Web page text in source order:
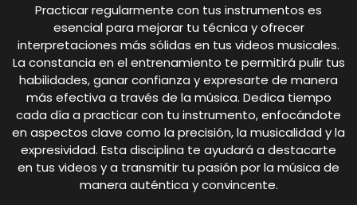
Practicar regularmente con tus instrumentos es
esencial para mejorar tu técnica y ofrecer
interpretaciones más sólidas en tus videos musicales.
La constancia en el entrenamiento te permitirá pulir tus
habilidades, ganar confianza y expresarte de manera
más efectiva a través de la música. Dedica tiempo
cada día a practicar con tu instrumento, enfocándote
en aspectos clave como la precisión, la musicalidad y la
expresividad. Esta disciplina te ayudará a destacarte
en tus videos y a transmitir tu pasión por la música de
manera auténtica y convincente.